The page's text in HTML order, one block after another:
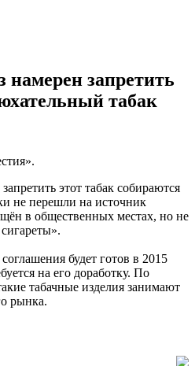
запретить
табак
этот табак собираются
не перешли на источник
в общественных местах, но не
будет готов в 2015
на его доработку. По
табачные изделия занимают
рынка.